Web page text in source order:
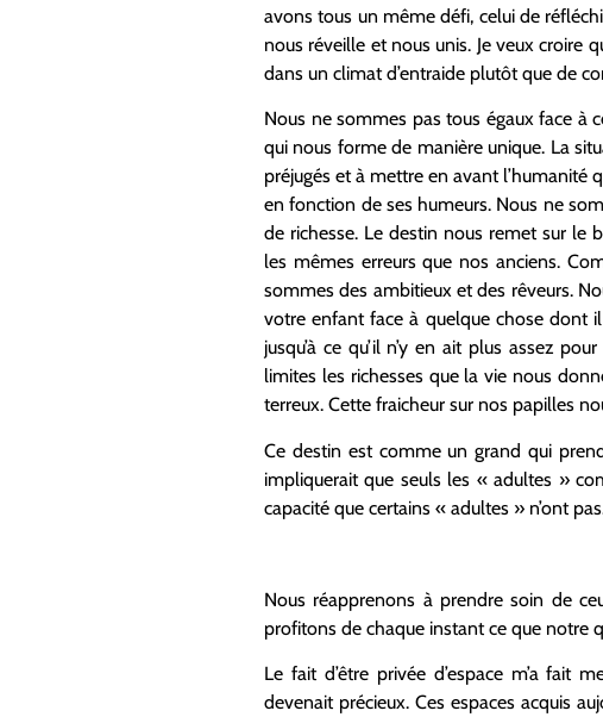
avons tous un même défi, celui de
nous réveille et nous unis. Je veux croire
dans un climat d’entraide plutôt que de
Nous ne sommes pas tous égaux face à
qui nous forme de manière unique. La
préjugés et à mettre en avant
en fonction de ses humeurs. Nous ne
de richesse. Le destin nous remet sur le
les mêmes erreurs que nos anciens.
sommes des ambitieux et des rêveurs.
votre enfant face à quelque chose dont
jusqu’à ce qu’il n’y en ait plus assez
limites les richesses que la vie nous
terreux. Cette fraicheur sur nos papilles
Ce destin est comme un grand qui
impliquerait que seuls les « adultes »
capacité que certains « adultes » n’ont
Nous réapprenons à prendre soin de
profitons de chaque instant ce que notre
Le fait d’être privée d’espace m’a
devenait précieux. Ces espaces acquis